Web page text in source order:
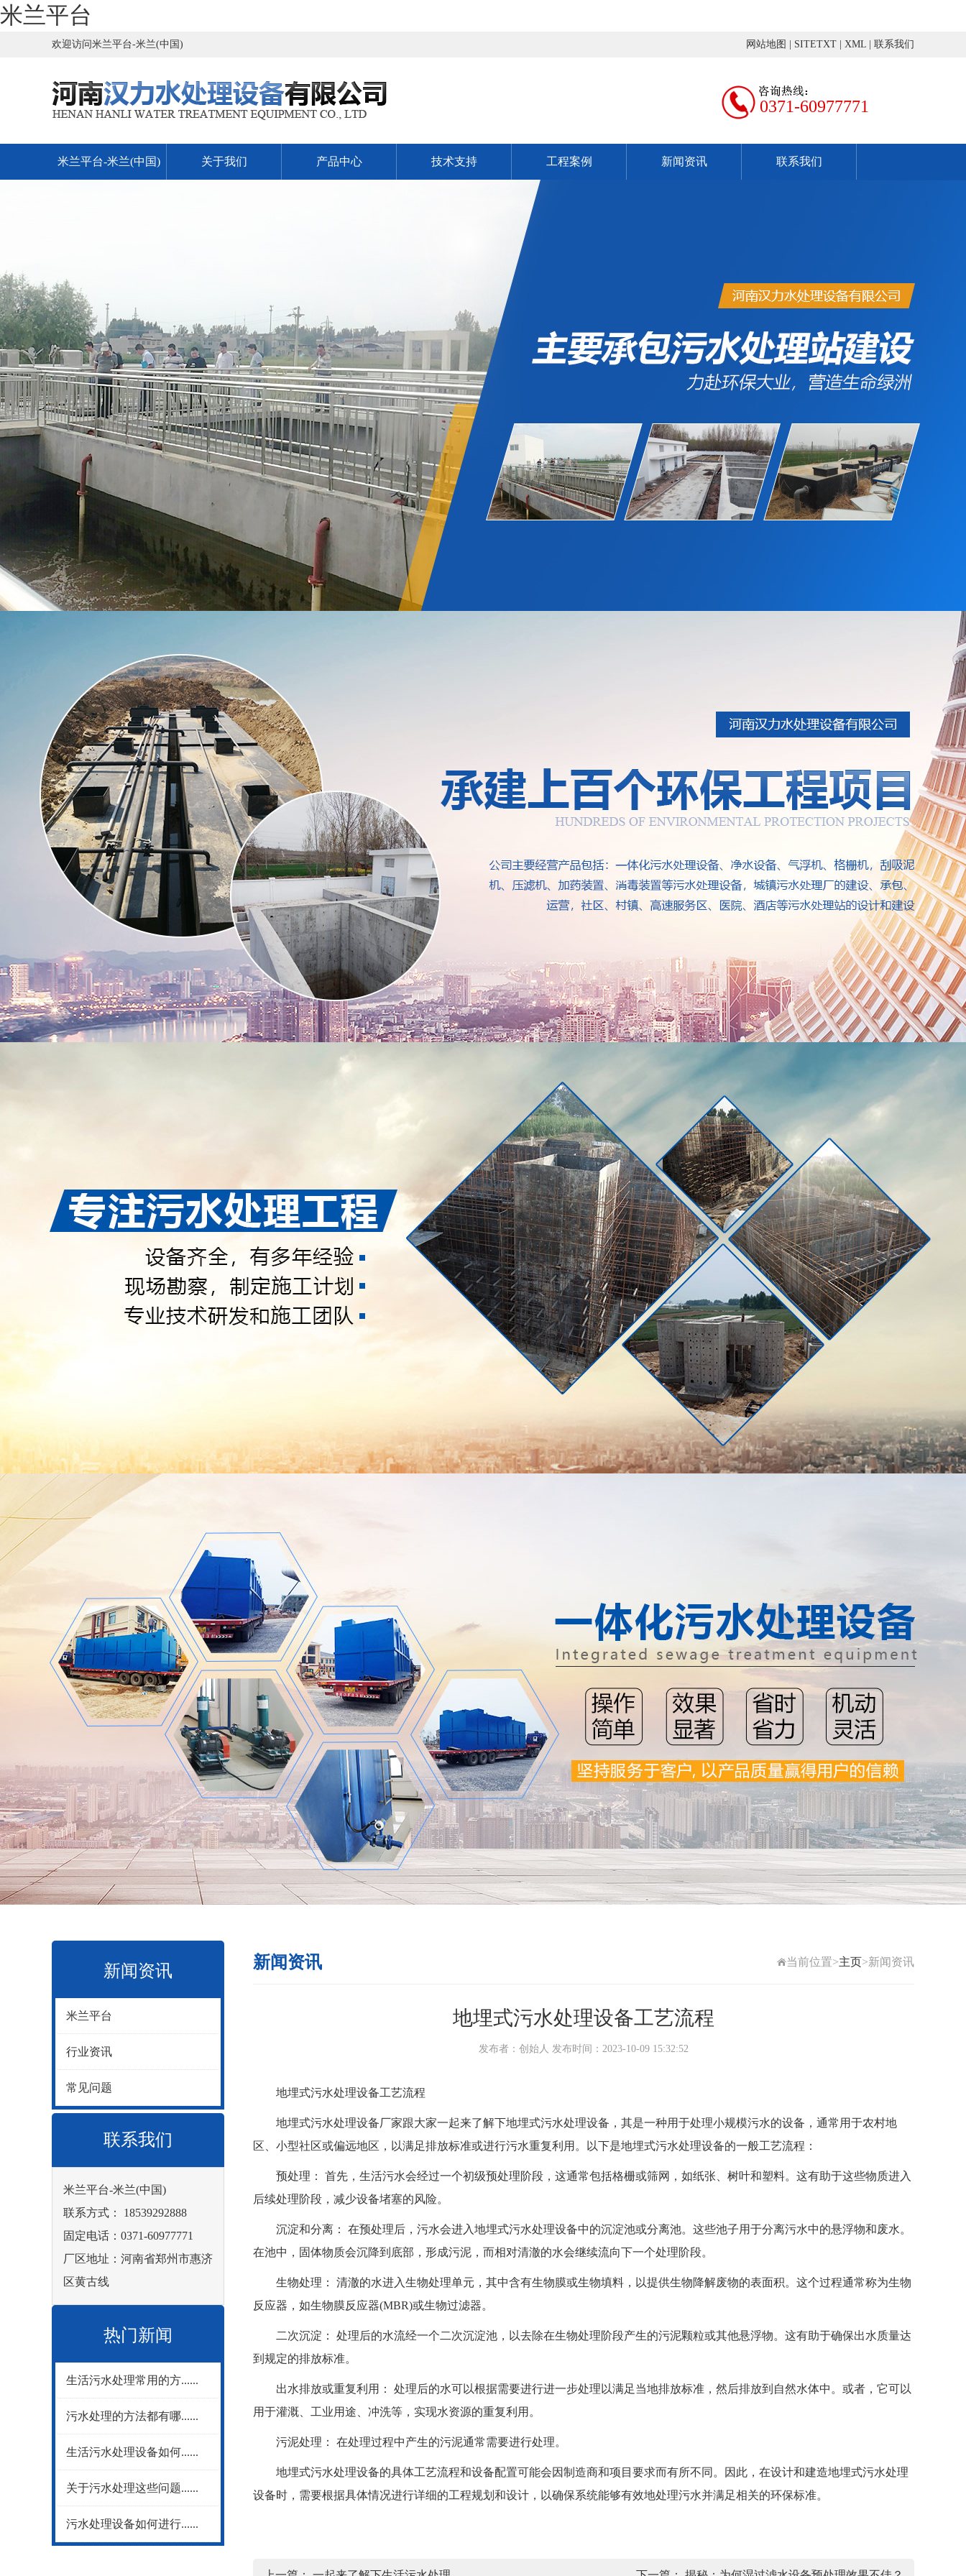
米兰平台
欢迎访问米兰平台-米兰(中国) 网站地图 SITETXT XML 联系我们
0371-60977771
米兰平台-米兰(中国) 关于我们 产品中心 技术支持 工程案例 新闻资讯 联系我们
新闻资讯
米兰平台
行业资讯
常见问题
联系我们
米兰平台-米兰(中国)
联系方式： 18539292888
固定电话：0371-60977771
厂区地址：河南省郑州市惠济
区黄古线
热门新闻
生活污水处理常用的方......
污水处理的方法都有哪......
生活污水处理设备如何......
关于污水处理这些问题......
污水处理设备如何进行......
新闻资讯 当前位置>主页>新闻资讯
地埋式污水处理设备工艺流程
发布者：创始人 发布时间：2023-10-09 15:32:52
地埋式污水处理设备工艺流程
地埋式污水处理设备厂家跟大家一起来了解下地埋式污水处理设备，其是一种用于处理小规模污水的设备，通常用于农村地
区、小型社区或偏远地区，以满足排放标准或进行污水重复利用。以下是地埋式污水处理设备的一般工艺流程：
预处理： 首先，生活污水会经过一个初级预处理阶段，这通常包括格栅或筛网，如纸张、树叶和塑料。这有助于这些物质进入
后续处理阶段，减少设备堵塞的风险。
沉淀和分离： 在预处理后，污水会进入地埋式污水处理设备中的沉淀池或分离池。这些池子用于分离污水中的悬浮物和废水。
在池中，固体物质会沉降到底部，形成污泥，而相对清澈的水会继续流向下一个处理阶段。
生物处理： 清澈的水进入生物处理单元，其中含有生物膜或生物填料，以提供生物降解废物的表面积。这个过程通常称为生物
反应器，如生物膜反应器(MBR)或生物过滤器。
二次沉淀： 处理后的水流经一个二次沉淀池，以去除在生物处理阶段产生的污泥颗粒或其他悬浮物。这有助于确保出水质量达
到规定的排放标准。
出水排放或重复利用： 处理后的水可以根据需要进行进一步处理以满足当地排放标准，然后排放到自然水体中。或者，它可以
用于灌溉、工业用途、冲洗等，实现水资源的重复利用。
污泥处理： 在处理过程中产生的污泥通常需要进行处理。
地埋式污水处理设备的具体工艺流程和设备配置可能会因制造商和项目要求而有所不同。因此，在设计和建造地埋式污水处理
设备时，需要根据具体情况进行详细的工程规划和设计，以确保系统能够有效地处理污水并满足相关的环保标准。